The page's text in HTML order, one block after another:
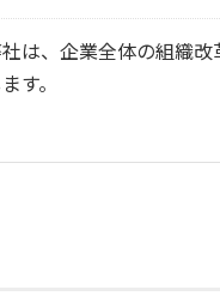
は、企業全体の組織
す。